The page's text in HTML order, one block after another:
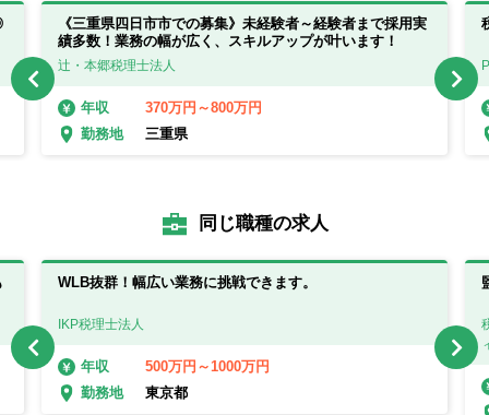
《三重県四日市市での募集》未経験者～経験者まで採用実
績多数！業務の幅が広く、スキルアップが叶います！
辻・本郷税理士法人
年収
370万円～800万円
勤務地
三重県
同じ職種の求人
WLB抜群！幅広い業務に挑戦できます。
IKP税理士法人
年収
500万円～1000万円
勤務地
東京都